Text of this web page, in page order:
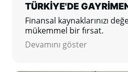
TÜRKİYE'DE
Finansal kaynaklarınızı
mükemmel bir fırsat.
Devamını göster